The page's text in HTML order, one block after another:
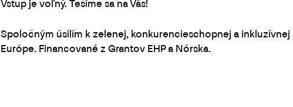
Vstup je voľný. Tešíme sa na Vás!
Spoločným úsilím k zelenej, konkurencieschopnej a inkluzívnej
Európe. Financované z Grantov EHP a Nórska.